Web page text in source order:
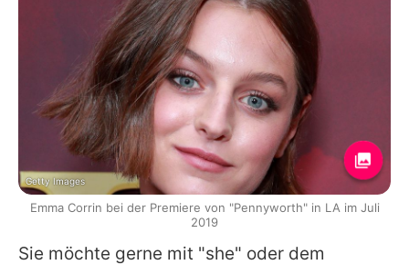
Sie möchte gerne mit "she" oder dem
Getty Images
Emma Corrin bei der Premiere von "Pennyworth" in LA im Juli
2019